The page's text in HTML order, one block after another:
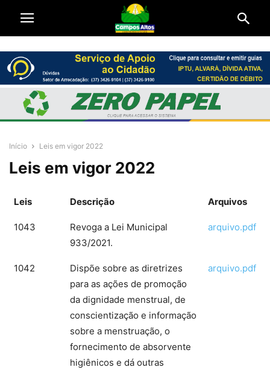
Início Leis em vigor 2022
Leis em vigor 2022
Leis Descrição Arquivos
1043
Revoga a Lei Municipal
933/2021.
arquivo.pdf
1042
Dispõe sobre as diretrizes
para as ações de promoção
da dignidade menstrual, de
conscientização e informação
sobre a menstruação, o
fornecimento de absorvente
higiênicos e dá outras
arquivo.pdf